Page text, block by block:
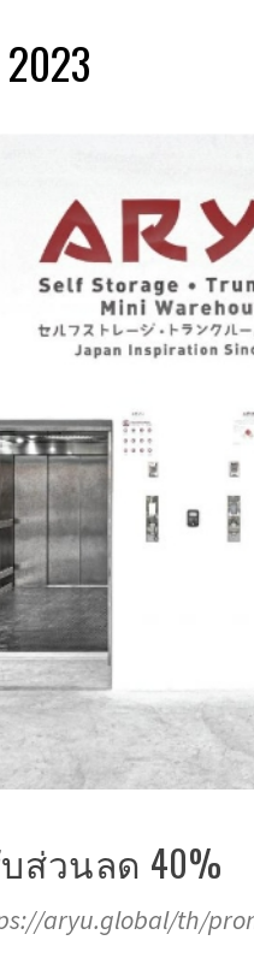
2023
บส่วนลด 40%
aryu.global/th/